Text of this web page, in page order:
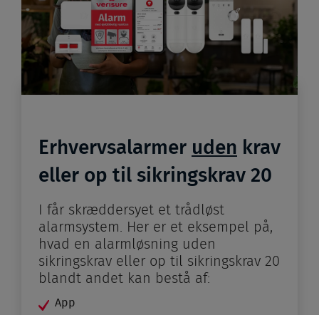
Erhvervsalarmer uden krav
eller op til sikringskrav 20
I får skræddersyet et trådløst
alarmsystem. Her er et eksempel på,
hvad en alarmløsning uden
sikringskrav eller op til sikringskrav 20
blandt andet kan bestå af:
App